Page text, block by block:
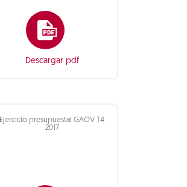
Descargar pdf
Ejercicio presupuestal GAOV T4
2017